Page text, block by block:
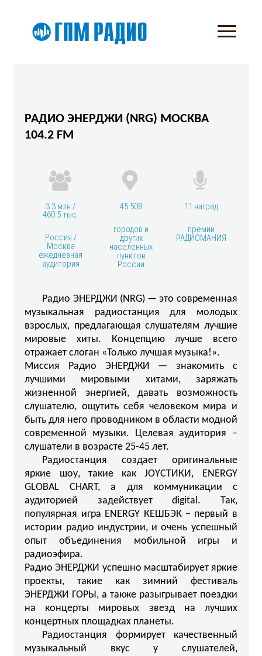
РАДИО ЭНЕРДЖИ (NRG) МОСКВА
104.2 FM
3.3 млн /
460.5 тыс.
Россия /
Москва
ежедневная
аудитория
45 508
городов и
других
населенных
пунктов
России
11 наград
премии
РАДИОМАНИЯ
Радио ЭНЕРДЖИ (NRG) — это современная
музыкальная радиостанция для молодых
взрослых, предлагающая слушателям лучшие
мировые хиты. Концепцию лучше всего
отражает слоган «Только лучшая музыка!».
Миссия Радио ЭНЕРДЖИ — знакомить с
лучшими мировыми хитами, заряжать
жизненной энергией, давать возможность
слушателю, ощутить себя человеком мира и
быть для него проводником в области модной
современной музыки. Целевая аудитория –
слушатели в возрасте 25-45 лет.
Радиостанция создает оригинальные
яркие шоу, такие как JOYСТИКИ, ENERGY
GLOBAL CHART, а для коммуникации с
аудиторией задействует digital. Так,
популярная игра ENERGY КЕШБЭК – первый в
истории радио индустрии, и очень успешный
опыт объединения мобильной игры и
радиоэфира.
Радио ЭНЕРДЖИ успешно масштабирует яркие
проекты, такие как зимний фестиваль
ЭНЕРДЖИ ГОРЫ, а также разыгрывает поездки
на концерты мировых звезд на лучших
концертных площадках планеты.
Радиостанция формирует качественный
музыкальный вкус у слушателей,